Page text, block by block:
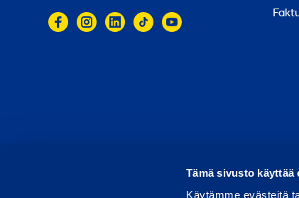
Tämä sivusto käyttää
Käytämme evästeitä
Användarvillkor